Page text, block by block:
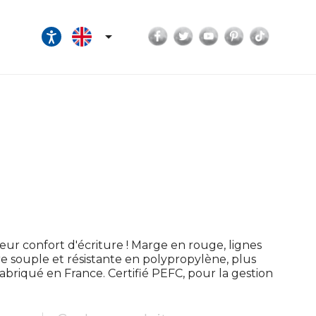
 Facebook
TwitterYouTubePinterest
confort d'écriture ! Marge en rouge, lignes
souple et résistante en polypropylène, plus
en France. Certifié PEFC, pour la gestion